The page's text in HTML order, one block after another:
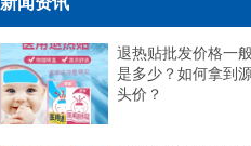
退热贴批发价格一
是多少？如何拿到
头价？